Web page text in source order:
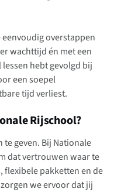
overstappen
wachttijd én met een
lessen hebt gevolgd bij
een soepel
tijd verliest.
Rijschool?
geven. Bij Nationale
dat vertrouwen waar te
flexibele pakketten en de
we ervoor dat jij